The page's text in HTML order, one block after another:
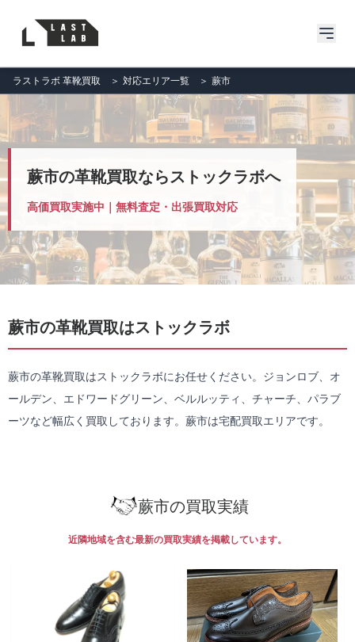
ラストラボ 革靴買取 ＞ 対応エリア一覧 ＞ 蕨市
蕨市の革靴買取ならストックラボへ
高価買取実施中｜無料査定・出張買取対応
蕨市の革靴買取はストックラボ
蕨市の革靴買取はストックラボにお任せください。ジョンロブ、オ
ールデン、エドワードグリーン、ベルルッティ、チャーチ、パラブ
ーツなど幅広く買取しております。蕨市は宅配買取エリアです。
蕨市の買取実績
近隣地域を含む最新の買取実績を掲載しています。